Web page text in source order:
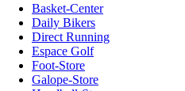
Basket-Center
Daily Bikers
Direct Running
Espace Golf
Foot-Store
Galope-Store